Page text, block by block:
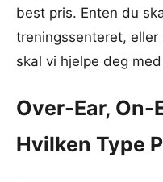
best pris. Enten du
treningssenteret,
skal vi hjelpe deg
Over-Ear, On-
Hvilken Type